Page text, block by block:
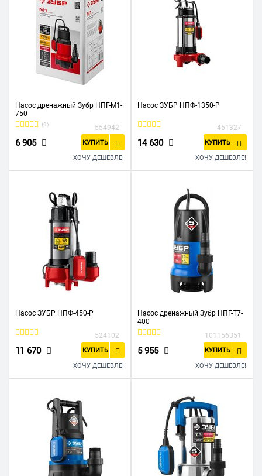
Насос дренажный Зубр НПГ-М1-
750
(9) 554942
6 905 КУПИТЬ
ХОЧУ ДЕШЕВЛЕ!
Насос ЗУБР НПФ-1350-Р
451327
14 630 КУПИТЬ
ХОЧУ ДЕШЕВЛЕ!
Насос ЗУБР НПФ-450-Р
524102
11 670 КУПИТЬ
ХОЧУ ДЕШЕВЛЕ!
Насос дренажный Зубр НПГ-Т7-
400
101156351
5 955 КУПИТЬ
ХОЧУ ДЕШЕВЛЕ!